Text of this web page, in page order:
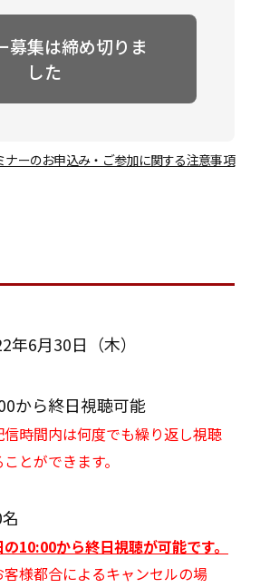
募集は締め切りま
した
ナーのお申込み・ご参加に関する注意事項
年6月30日（木）
から終日視聴可能
時間内は何度でも繰り返し視聴
とができます。
の10:00から終日視聴が可能です。
様都合によるキャンセルの場